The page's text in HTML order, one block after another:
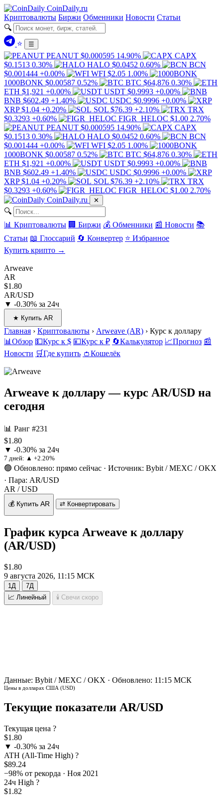
CoinDaily.ru
Криптовалюты Биржи Обменники Новости Статьи
🔍
⭐
☰
PEANUT $0.000595 14.90%
CAPX
$0.1513 0.30% HALO $0.0452 0.60%
BCN
$0.001444 +0.00% WFI $2.05 1.00%
1000BONK $0.00587 0.52% BTC $64,876 0.30%
ETH $1,921 +0.00% USDT $0.9993 +0.00%
BNB $602.49 +1.40% USDC $0.9996 +0.00%
XRP $1.04 +0.20% SOL $76.39 +2.10%
TRX
$0.3293 +0.60% FIGR_HELOC $1.00 2.70%
PEANUT $0.000595 14.90%
CAPX
$0.1513 0.30% HALO $0.0452 0.60%
BCN
$0.001444 +0.00% WFI $2.05 1.00%
1000BONK $0.00587 0.52% BTC $64,876 0.30%
ETH $1,921 +0.00% USDT $0.9993 +0.00%
BNB $602.49 +1.40% USDC $0.9996 +0.00%
XRP $1.04 +0.20% SOL $76.39 +2.10%
TRX
$0.3293 +0.60% FIGR_HELOC $1.00 2.70%
CoinDaily.ru ✕
🔍
📊 Криптовалюты 🏢 Биржи 💰 Обменники 📰 Новости 📚
Статьи 📖 Глоссарий 🔄 Конвертер ⭐ Избранное
Купить крипто →
Arweave
AR
$1.80
AR/USD
▼ -0.30% за 24ч
★ Купить AR
Главная › Криптовалюты › Arweave (AR) › Курс к доллару
📊 Обзор 💵Курс к $ 💴Курс к ₽ 🔄Калькулятор 📈Прогноз 📰
Новости 🛒Где купить 👛Кошелёк
Arweave к доллару— курс AR/USD на
сегодня
📊 Ранг #231
$1.80
▼ -0.30% за 24ч
7 дней: ▲ +2.20%
🟢 Обновлено: прямо сейчас · Источник: Bybit / MEXC / OKX
· Пара: AR/USD
AR / USD
💰 Купить AR ⇄ Конвертировать
График курса Arweave к доллару
(AR/USD)
$1.80
9 августа 2026, 11:15 МСК
1Д
7Д
📈 Линейный
🕯 Свечи скоро
Данные: Bybit / MEXC / OKX · Обновлено: 11:15 МСК
Цены в долларах США (USD)
Текущие показатели AR/USD
Текущая цена ?
$1.80
▼ -0.30% за 24ч
ATH (All-Time High) ?
$89.24
−98% от рекорда · Ноя 2021
24ч High ?
$1.82